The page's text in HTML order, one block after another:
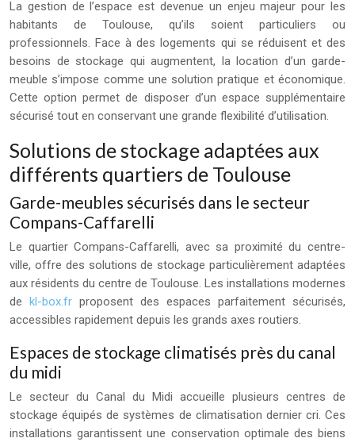
La gestion de l’espace est devenue un enjeu majeur pour les
habitants de Toulouse, qu’ils soient particuliers ou
professionnels. Face à des logements qui se réduisent et des
besoins de stockage qui augmentent, la location d’un garde-
meuble s’impose comme une solution pratique et économique.
Cette option permet de disposer d’un espace supplémentaire
sécurisé tout en conservant une grande flexibilité d’utilisation.
Solutions de stockage adaptées aux
différents quartiers de Toulouse
Garde-meubles sécurisés dans le secteur
Compans-Caffarelli
Le quartier Compans-Caffarelli, avec sa proximité du centre-
ville, offre des solutions de stockage particulièrement adaptées
aux résidents du centre de Toulouse. Les installations modernes
de kl-box.fr proposent des espaces parfaitement sécurisés,
accessibles rapidement depuis les grands axes routiers.
Espaces de stockage climatisés près du canal
du midi
Le secteur du Canal du Midi accueille plusieurs centres de
stockage équipés de systèmes de climatisation dernier cri. Ces
installations garantissent une conservation optimale des biens